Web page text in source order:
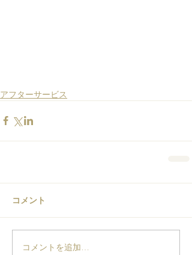
アフターサービス
コメント
コメントを追加…